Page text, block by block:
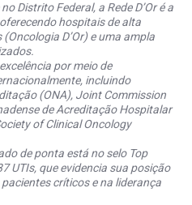
Distrito Federal, a Rede D’Or é a
hospitais de alta
D’Or) e uma ampla
por meio de
incluindo
(ONA), Joint Commission
de Acreditação Hospitalar
of Clinical Oncology
de ponta está no selo Top
UTIs, que evidencia sua posição
críticos e na liderança